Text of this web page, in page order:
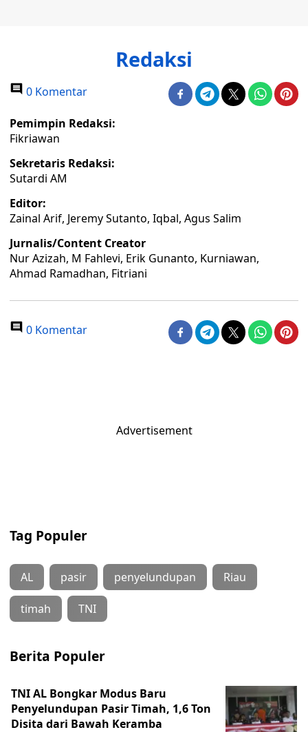
Redaksi
0 Komentar
Pemimpin Redaksi:
Fikriawan
Sekretaris Redaksi:
Sutardi AM
Editor:
Zainal Arif, Jeremy Sutanto, Iqbal, Agus Salim
Jurnalis/Content Creator
Nur Azizah, M Fahlevi, Erik Gunanto, Kurniawan,
Ahmad Ramadhan, Fitriani
0 Komentar
Advertisement
Tag Populer
AL pasir penyelundupan Riau
timah TNI
Berita Populer
TNI AL Bongkar Modus Baru
Penyelundupan Pasir Timah, 1,6 Ton
Disita dari Bawah Keramba